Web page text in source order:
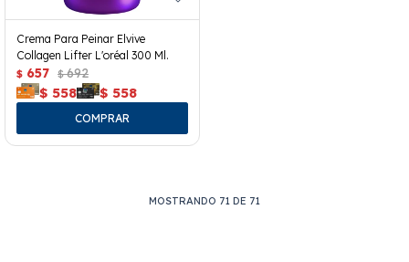
Crema Para Peinar Elvive
Collagen Lifter L'oréal 300 Ml.
$ 657 $ 692
$ 558 $ 558
MOSTRANDO 71 DE 71